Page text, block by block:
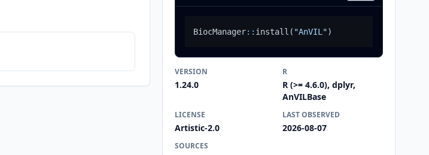
BiocManager:: install ( "AnVIL")
VERSION
1.24.0
R
R (>= 4.6.0), dplyr,
AnVILBase
LICENSE
Artistic-2.0
LAST OBSERVED
2026-08-07
SOURCES